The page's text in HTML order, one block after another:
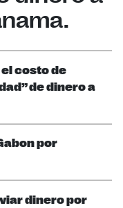
costo de
de dinero a
por
dinero por